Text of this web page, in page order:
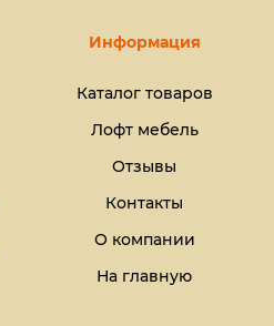
Информация
Каталог товаров
Лофт мебель
Отзывы
Контакты
О компании
На главную